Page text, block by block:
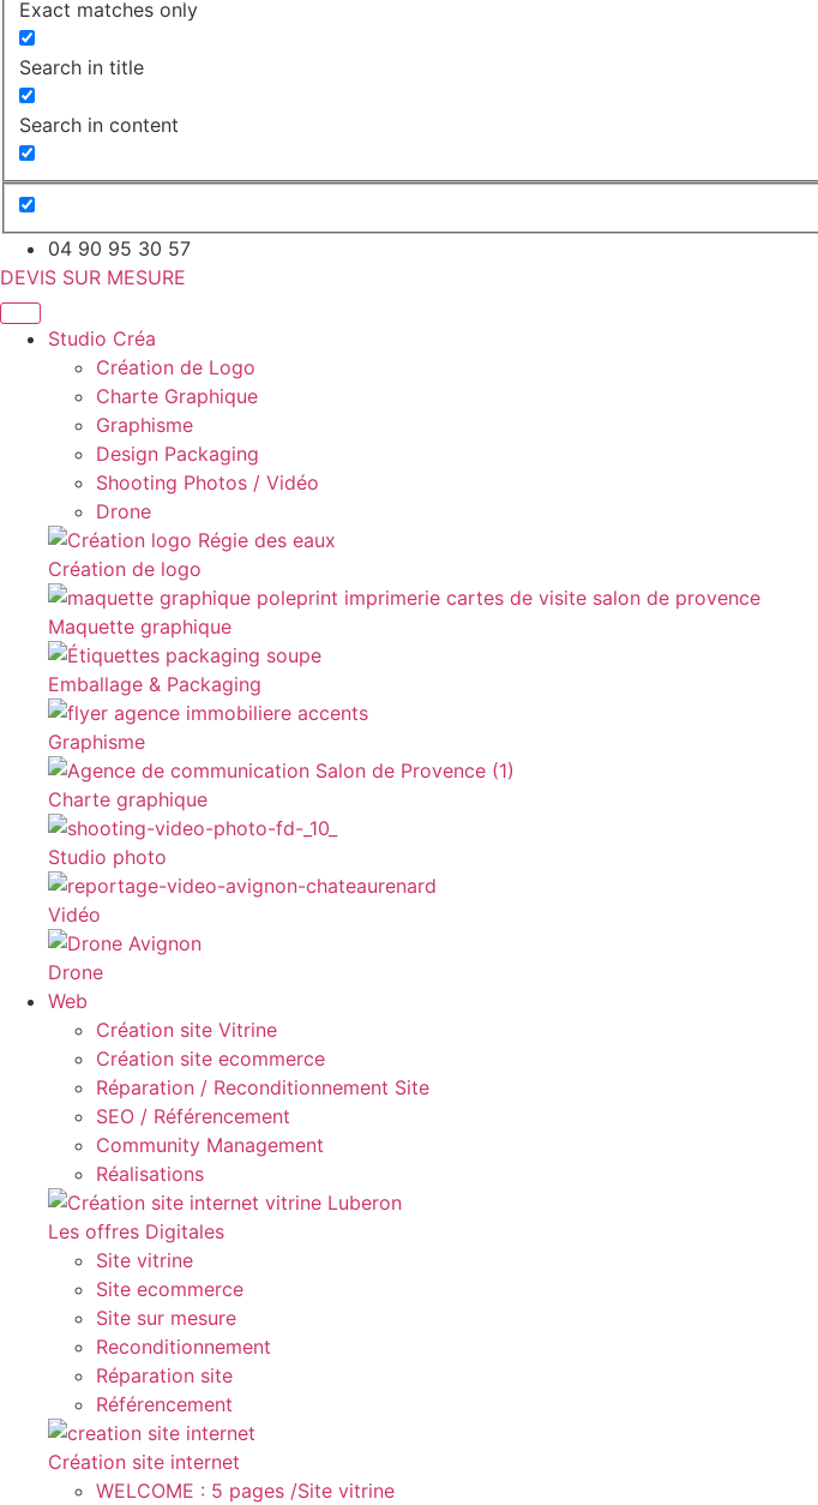
Exact matches only
Search in title
Search in content
04 90 95 30 57
DEVIS SUR MESURE
Studio Créa
Création de Logo
Charte Graphique
Graphisme
Design Packaging
Shooting Photos / Vidéo
Drone
Création de logo
Maquette graphique
Emballage & Packaging
Graphisme
Charte graphique
Studio photo
Vidéo
Drone
Web
Création site Vitrine
Création site ecommerce
Réparation / Reconditionnement Site
SEO / Référencement
Community Management
Réalisations
Les offres Digitales
Site vitrine
Site ecommerce
Site sur mesure
Reconditionnement
Réparation site
Référencement
Création site internet
WELCOME : 5 pages /Site vitrine